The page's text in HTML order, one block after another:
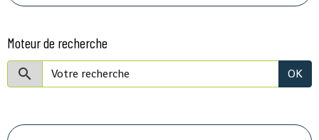
Moteur de recherche
OK